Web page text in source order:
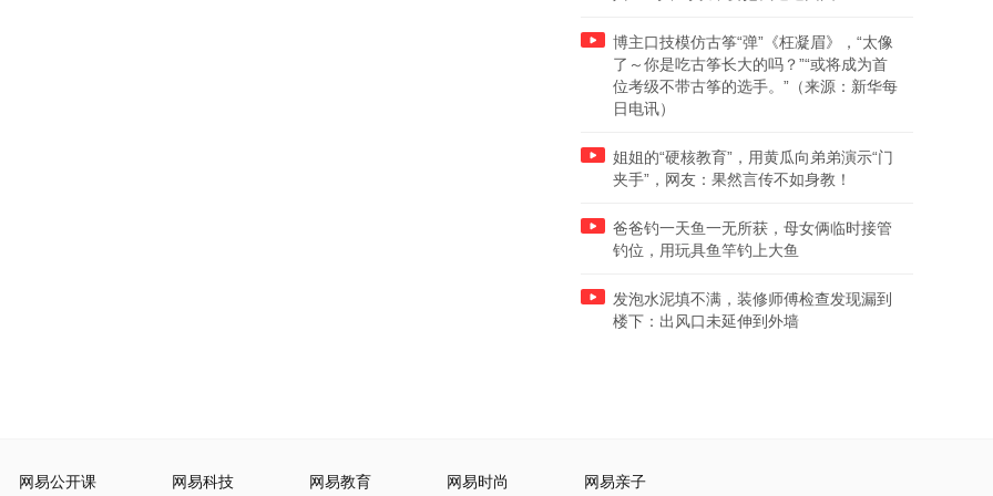
博主口技模仿古筝“弹”《枉凝眉》，“太像
了～你是吃古筝长大的吗？”“或将成为首
位考级不带古筝的选手。”（来源：新华每
日电讯）
姐姐的“硬核教育”，用黄瓜向弟弟演示“门
夹手”，网友：果然言传不如身教！
爸爸钓一天鱼一无所获，母女俩临时接管
钓位，用玩具鱼竿钓上大鱼
发泡水泥填不满，装修师傅检查发现漏到
楼下：出风口未延伸到外墙
网易公开课 网易科技 网易教育 网易时尚 网易亲子